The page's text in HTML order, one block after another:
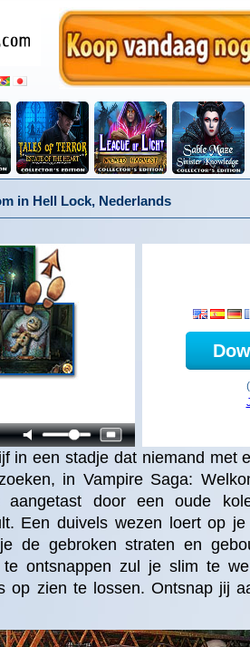
in Hell Lock, Nederlands
in een stadje dat niemand met
in Vampire Saga:
aangetast door een oude
Een duivels wezen loert op
de gebroken straten en
te ontsnappen zul je slim te
op zien te lossen. Ontsnap jij